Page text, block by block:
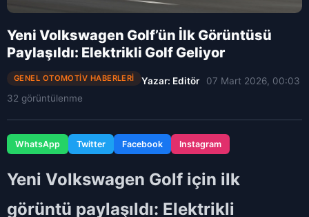
Yeni Volkswagen Golf’ün İlk Görüntüsü
Paylaşıldı: Elektrikli Golf Geliyor
GENEL OTOMOTIV HABERLERI Yazar: Editör
07 Mart 2026, 00:03
32 görüntülenme
WhatsApp Twitter Facebook Instagram
Yeni Volkswagen Golf için ilk
görüntü paylaşıldı: Elektrikli